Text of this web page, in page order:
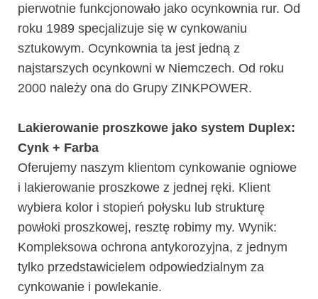
pierwotnie funkcjonowało jako ocynkownia rur. Od
roku 1989 specjalizuje się w cynkowaniu
sztukowym. Ocynkownia ta jest jedną z
najstarszych ocynkowni w Niemczech. Od roku
2000 należy ona do Grupy ZINKPOWER.
Lakierowanie proszkowe jako system Duplex:
Cynk + Farba
Oferujemy naszym klientom cynkowanie ogniowe
i lakierowanie proszkowe z jednej ręki. Klient
wybiera kolor i stopień połysku lub strukturę
powłoki proszkowej, resztę robimy my. Wynik:
Kompleksowa ochrona antykorozyjna, z jednym
tylko przedstawicielem odpowiedzialnym za
cynkowanie i powlekanie.